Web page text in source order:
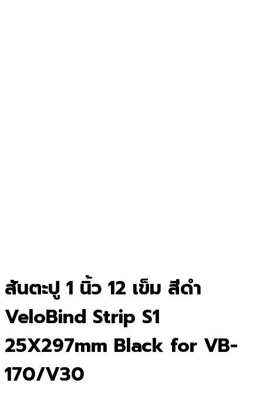
สันตะปู 1 นิ้ว 12 เข็ม สีดำ
VeloBind Strip S1
25X297mm Black for VB-
170/V30